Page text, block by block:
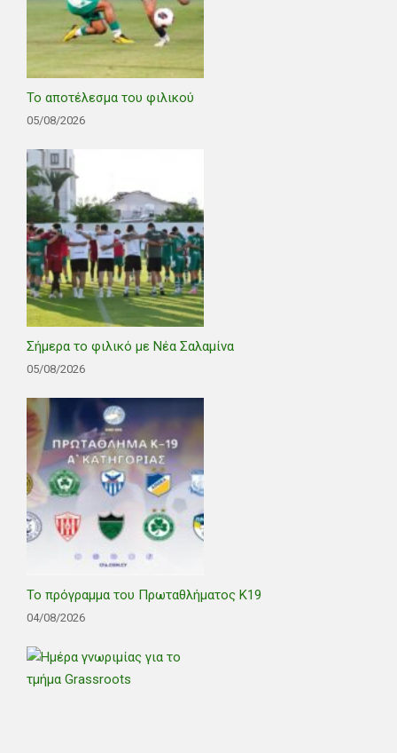
Το αποτέλεσμα του φιλικού
05/08/2026
Σήμερα το φιλικό με Νέα Σαλαμίνα
05/08/2026
Το πρόγραμμα του Πρωταθλήματος Κ19
04/08/2026